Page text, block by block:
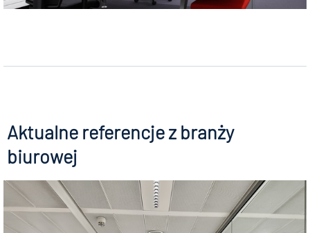
Aktualne referencje z branży
biurowej